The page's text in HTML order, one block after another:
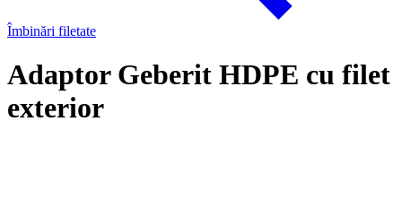
Îmbinări filetate
Adaptor Geberit HDPE cu filet
exterior